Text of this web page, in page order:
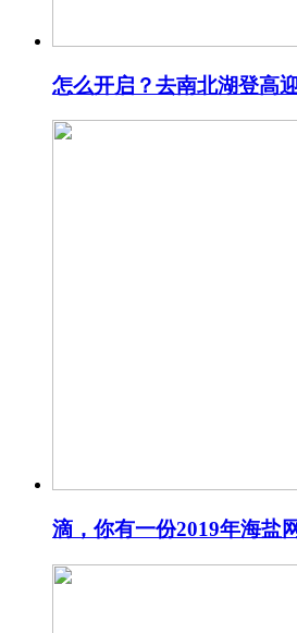
怎么开启？去南北湖登高
滴，你有一份2019年海盐